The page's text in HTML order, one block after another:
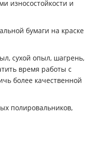
износостойкости и
бумаги на краске
сухой опыл, шагрень,
время работы с
более качественной
полировальников,